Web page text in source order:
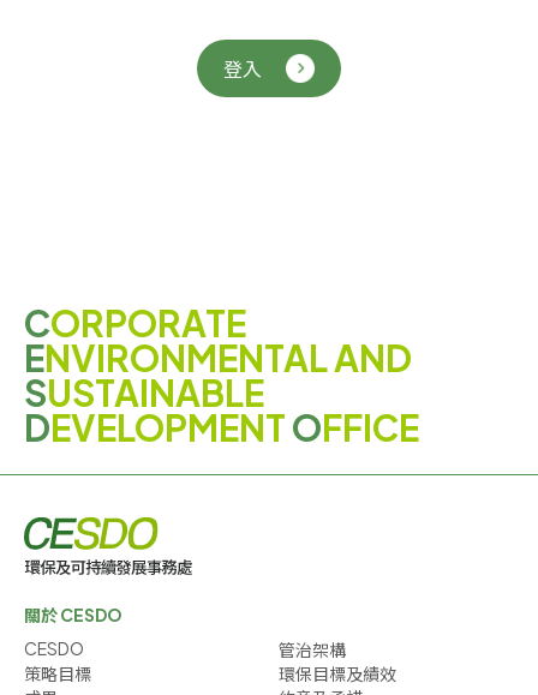
登入
CORPORATE
ENVIRONMENTAL AND
SUSTAINABLE
DEVELOPMENTOFFICE
關於 CESDO
CESDO
管治架構
策略目標
環保目標及績效